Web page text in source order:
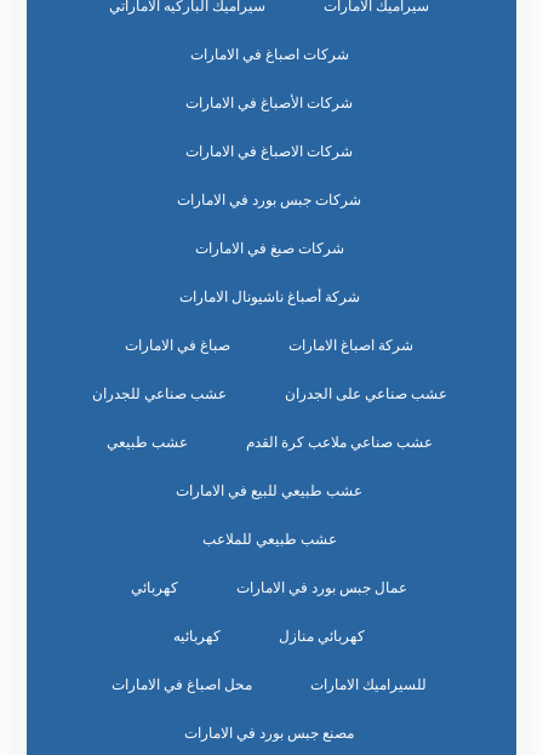
سيراميك الامارات سيراميك الباركيه الاماراتي
شركات اصباغ في الامارات
شركات الأصباغ في الامارات
شركات الاصباغ في الامارات
شركات جبس بورد في الامارات
شركات صبغ في الامارات
شركة أصباغ ناشيونال الامارات
شركة اصباغ الامارات صباغ في الامارات
عشب صناعي على الجدران عشب صناعي للجدران
عشب صناعي ملاعب كرة القدم عشب طبيعي
عشب طبيعي للبيع في الامارات
عشب طبيعي للملاعب
عمال جبس بورد في الامارات كهربائي
كهربائي منازل كهربائيه
للسيراميك الامارات محل اصباغ في الامارات
مصنع جبس بورد في الامارات